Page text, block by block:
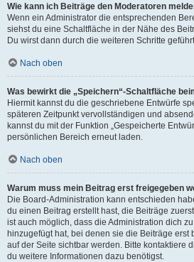
Wie kann ich Beiträge den Moderatoren
Wenn ein Administrator die entsprechenden
siehst du eine Schaltfläche in der Nähe des
Du wirst dann durch die weiteren Schritte
Nach oben
Was bewirkt die „Speichern“-Schaltfläche
Hiermit kannst du die geschriebene Entwürfe
späteren Zeitpunkt vervollständigen und
kannst du mit der Funktion „Gespeicherte
persönlichen Bereich erneut laden.
Nach oben
Warum muss mein Beitrag erst freigegeben
Die Board-Administration kann entschieden
du einen Beitrag erstellt hast, die Beiträge
ist auch möglich, dass die Administration dich
hinzugefügt hat, bei denen sie die Beiträge erst
auf der Seite sichtbar werden. Bitte kontaktiere
du weitere Informationen dazu benötigst.